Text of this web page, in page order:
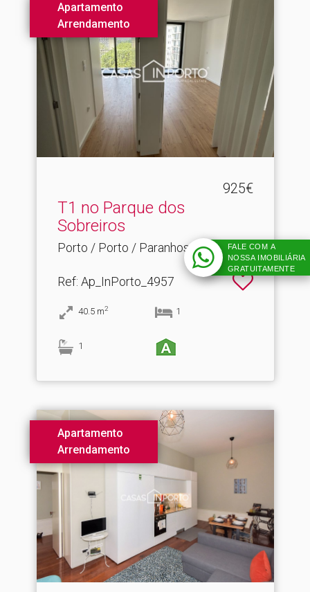
Apartamento
Arrendamento
925€
T1 no Parque dos
Sobreiros
Porto / Porto / Paranhos
Ref: Ap_InPorto_4957
40.5 m2 1
1
Apartamento
Arrendamento
FALE COM A
NOSSA IMOBILIÁRIA
GRATUITAMENTE